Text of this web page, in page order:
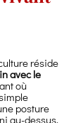
réside
avec le
où
posture
au-dessus,